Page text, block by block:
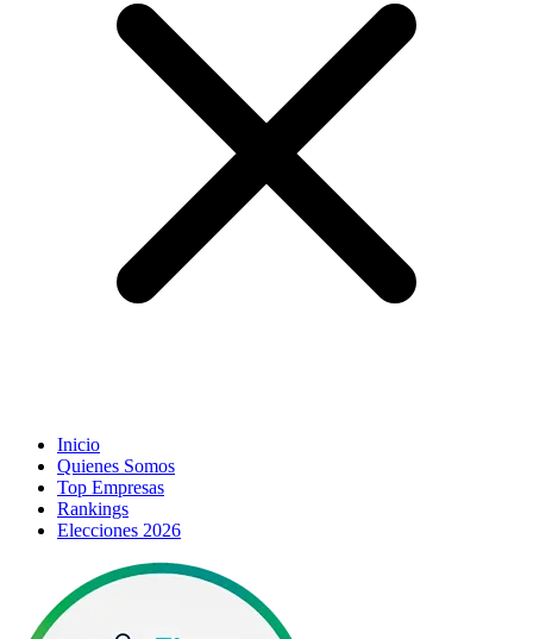
Inicio
Quienes Somos
Top Empresas
Rankings
Elecciones 2026